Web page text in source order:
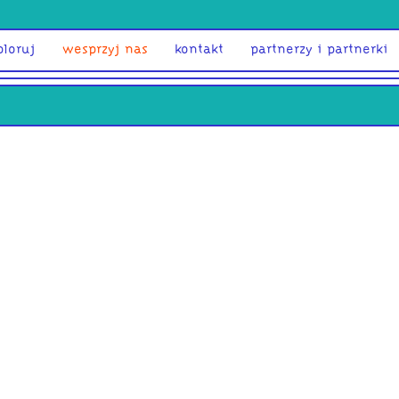
wesprzyj nas kontakt partnerzy i partnerki